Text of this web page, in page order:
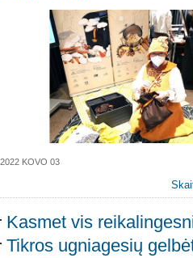
2022 KOVO 03
Kasmet vis
Tikros ugniagesių